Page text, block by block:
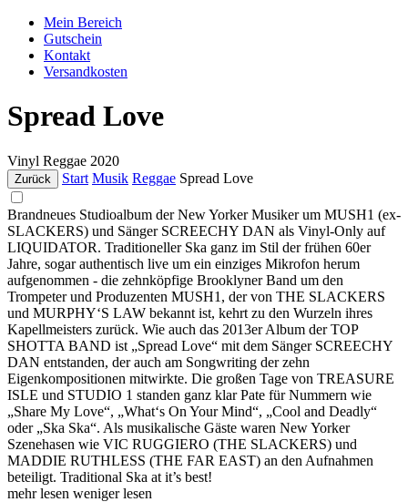
Mein Bereich
Gutschein
Kontakt
Versandkosten
Spread Love
Vinyl Reggae 2020
Zurück Start Musik Reggae Spread Love
Brandneues Studioalbum der New Yorker Musiker um MUSH1 (ex-
SLACKERS) und Sänger SCREECHY DAN als Vinyl-Only auf
LIQUIDATOR. Traditioneller Ska ganz im Stil der frühen 60er
Jahre, sogar authentisch live um ein einziges Mikrofon herum
aufgenommen - die zehnköpfige Brooklyner Band um den
Trompeter und Produzenten MUSH1, der von THE SLACKERS
und MURPHY‘S LAW bekannt ist, kehrt zu den Wurzeln ihres
Kapellmeisters zurück. Wie auch das 2013er Album der TOP
SHOTTA BAND ist „Spread Love“ mit dem Sänger SCREECHY
DAN entstanden, der auch am Songwriting der zehn
Eigenkompositionen mitwirkte. Die großen Tage von TREASURE
ISLE und STUDIO 1 standen ganz klar Pate für Nummern wie
„Share My Love“, „What‘s On Your Mind“, „Cool and Deadly“
oder „Ska Ska“. Als musikalische Gäste waren New Yorker
Szenehasen wie VIC RUGGIERO (THE SLACKERS) und
MADDIE RUTHLESS (THE FAR EAST) an den Aufnahmen
beteiligt. Traditional Ska at it’s best!
mehr lesen weniger lesen